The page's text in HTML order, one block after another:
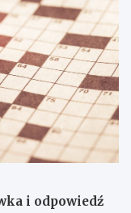
i odpowiedź